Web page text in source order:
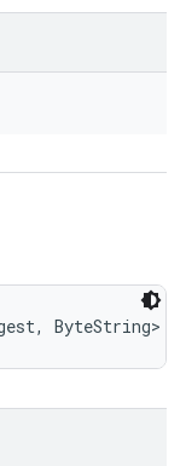
ByteString>